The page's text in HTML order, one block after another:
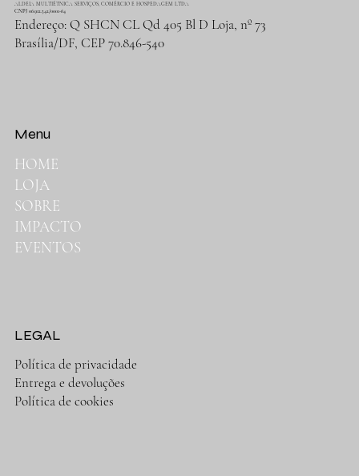
ALDEIA MULTIÉTNICA SERVIÇOS, COMÉRCIO E HOSPEDAGEM LTDA
CNPJ 06.912.342/0001-64
Endereço: Q SHCN CL Qd 405 Bl D Loja, nº 73
Brasília/DF, CEP 70.846-540
HOME
LOJA
SOBRE
IMPACTO
EVENTOS
Menu
Política de privacidade
Entrega e devoluções
Política de cookies
LEGAL